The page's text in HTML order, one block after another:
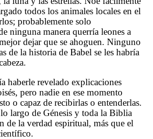
todos los animales locales en el
probablemente solo
ninguna manera querría leones a
dejar que se ahoguen. Ninguno
de la historia de Babel se les habría
haberle revelado explicaciones
pero nadie en ese momento
o capaz de recibirlas o entenderlas.
largo de Génesis y toda la Biblia
de la verdad espiritual, más que el